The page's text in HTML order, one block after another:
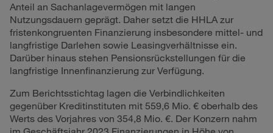
Anteil an Sachanlagevermögen mit langen
Nutzungsdauern geprägt. Daher setzt die HHLA zur
fristenkongruenten Finanzierung insbesondere mittel- und
langfristige Darlehen sowie Leasingverhältnisse ein.
Darüber hinaus stehen Pensionsrückstellungen für die
langfristige Innenfinanzierung zur Verfügung.
Zum Berichtsstichtag lagen die Verbindlichkeiten
gegenüber Kreditinstituten mit 559,6 Mio. € oberhalb des
Werts des Vorjahres von 354,8 Mio. €. Der Konzern nahm